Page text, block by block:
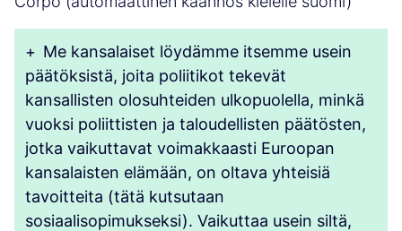
+ Me kansalaiset löydämme itsemme usein
päätöksistä, joita poliitikot tekevät
kansallisten olosuhteiden ulkopuolella, minkä
vuoksi poliittisten ja taloudellisten päätösten,
jotka vaikuttavat voimakkaasti Euroopan
kansalaisten elämään, on oltava yhteisiä
tavoitteita (tätä kutsutaan
sosiaalisopimukseksi). Vaikuttaa usein siltä,